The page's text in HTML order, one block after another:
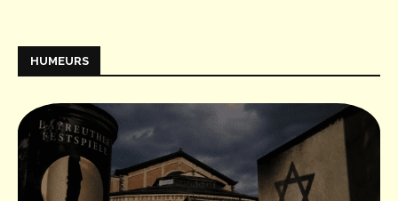
HUMEURS